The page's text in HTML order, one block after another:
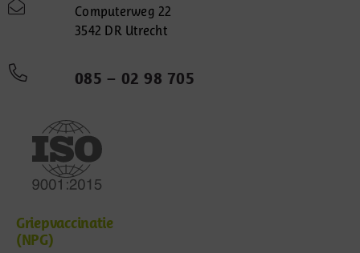
Computerweg 22
3542 DR Utrecht
085 – 02 98 705
Griepvaccinatie
(NPG)